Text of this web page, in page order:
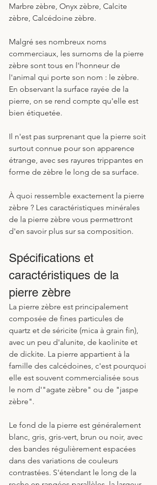
Marbre zèbre, Onyx zèbre, Calcite
zèbre, Calcédoine zèbre.
Malgré ses nombreux noms
commerciaux, les surnoms de la pierre
zèbre sont tous en l'honneur de
l'animal qui porte son nom : le zèbre.
En observant la surface rayée de la
pierre, on se rend compte qu'elle est
bien étiquetée.
Il n'est pas surprenant que la pierre soit
surtout connue pour son apparence
étrange, avec ses rayures trippantes en
forme de zèbre le long de sa surface.
À quoi ressemble exactement la pierre
zèbre ? Les caractéristiques minérales
de la pierre zèbre vous permettront
d'en savoir plus sur sa composition.
Spécifications et
caractéristiques de la
pierre zèbre
La pierre zèbre est principalement
composée de fines particules de
quartz et de séricite (mica à grain fin),
avec un peu d'alunite, de kaolinite et
de dickite. La pierre appartient à la
famille des calcédoines, c'est pourquoi
elle est souvent commercialisée sous
le nom d'"agate zèbre" ou de "jaspe
zèbre".
Le fond de la pierre est généralement
blanc, gris, gris-vert, brun ou noir, avec
des bandes régulièrement espacées
dans des variations de couleurs
contrastées. S'étendant le long de la